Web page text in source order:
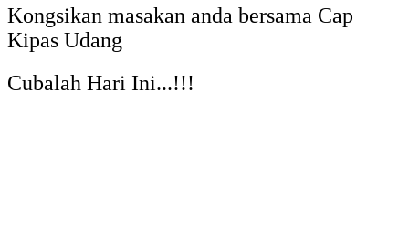
Kongsikan masakan anda bersama Cap
Kipas Udang
Cubalah Hari Ini...!!!